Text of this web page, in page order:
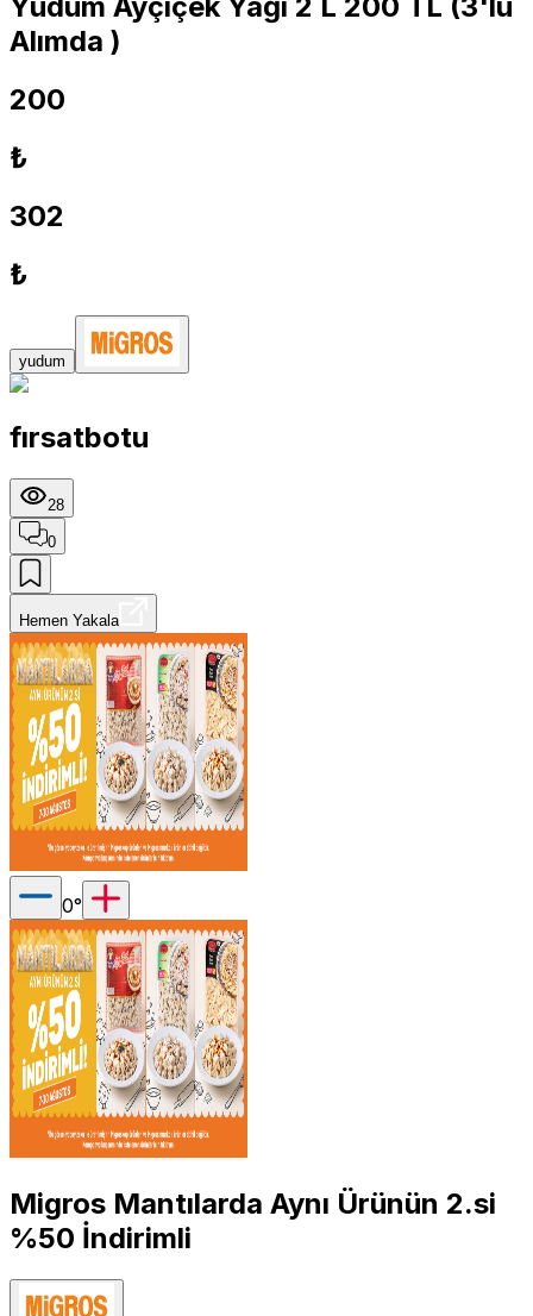
Alımda )
200
₺
302
₺
yudum
fırsatbotu
28
0
Hemen Yakala
0°
Migros Mantılarda Aynı Ürünün 2.si
%50 İndirimli